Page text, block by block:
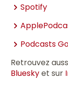
Spotify
Apple
Podcasts
Retrouvez
Blueskyet sur